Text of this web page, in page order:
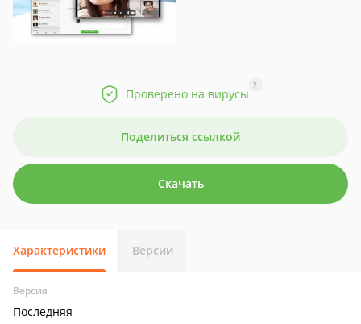
Проверено на вирусы
?
Поделиться ссылкой
Скачать
Характеристики Версии
Версия
Последняя